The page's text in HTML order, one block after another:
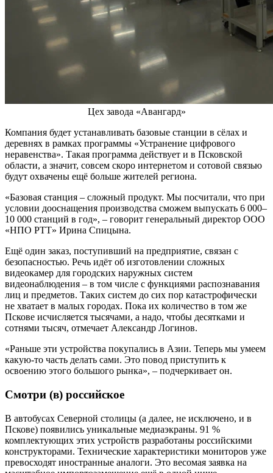
Цех завода «Авангард»
Компания будет устанавливать базовые станции в сёлах и
деревнях в рамках программы «Устранение цифрового
неравенства». Такая программа действует и в Псковской
области, а значит, совсем скоро интернетом и сотовой связью
будут охвачены ещё больше жителей региона.
«Базовая станция – сложный продукт. Мы посчитали, что при
условии дооснащения производства сможем выпускать 6 000–
10 000 станций в год», – говорит генеральный директор ООО
«НПО РТТ» Ирина Спицына.
Ещё один заказ, поступивший на предприятие, связан с
безопасностью. Речь идёт об изготовлении сложных
видеокамер для городских наружных систем
видеонаблюдения – в том числе с функциями распознавания
лиц и предметов. Таких систем до сих пор катастрофически
не хватает в малых городах. Пока их количество в том же
Пскове исчисляется тысячами, а надо, чтобы десятками и
сотнями тысяч, отмечает Александр Логинов.
«Раньше эти устройства покупались в Азии. Теперь мы умеем
какую-то часть делать сами. Это повод приступить к
освоению этого большого рынка», – подчеркивает он.
Смотри (в) российское
В автобусах Северной столицы (а далее, не исключено, и в
Пскове) появились уникальные медиаэкраны. 91 %
комплектующих этих устройств разработаны российскими
конструкторами. Технические характеристики мониторов уже
превосходят иностранные аналоги. Это весомая заявка на